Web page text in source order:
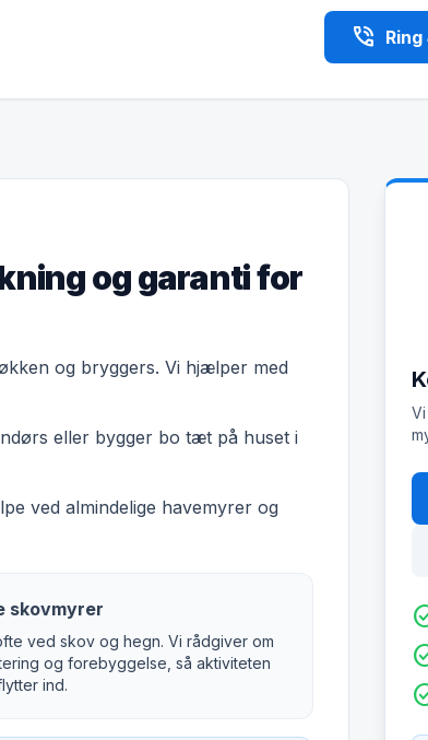
phone_in_talk
og garanti for
og bryggers. Vi hjælper med
eller bygger bo tæt på huset i
ved almindelige havemyrer og
skovmyrer
ved skov og hegn. Vi rådgiver om
og forebyggelse, så aktiviteten
ind.